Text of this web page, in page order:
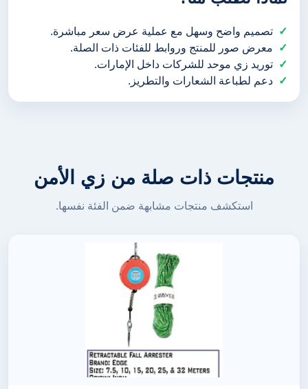
تصميم واضح وسهل مع عملية عرض سعر مباشرة.
معرض صور للمنتج وروابط للفئات ذات الصلة.
توريد زي موحد للشركات داخل الإمارات.
دعم لطباعة الشعارات والتطريز.
منتجات ذات صلة من زي الأمن
استكشف منتجات مشابهة ضمن الفئة نفسها.